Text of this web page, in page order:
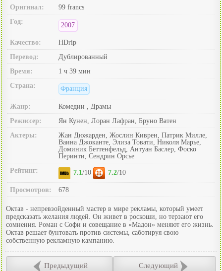
Оригинал:
99 francs
Год:
2007
Качество:
HDrip
Перевод:
Дублированный
Время:
1 ч 39 мин
Страна:
Франция
Жанр:
Комедии , Драмы
Режиссер:
Ян Кунен, Лоран Лафран, Бруно Ватен
Актеры:
Жан Дюжарден, Жослин Киврен, Патрик Милле,
Ваина Джоканте, Элиза Товати, Николя Марье,
Доминик Беттенфельд, Антуан Баслер, Фоско
Перинти, Сендрин Орсье
Рейтинг:
7.1/10 7.2/10
Просмотров: 678
Октав - непревзойденный мастер в мире рекламы, который умеет
предсказать желания людей. Он живет в роскоши, но терзают его
сомнения. Роман с Софи и совещание в «Мадон» меняют его жизнь.
Октав решает бунтовать против системы, саботируя свою
собственную рекламную кампанию.
Предыдущий Следующий